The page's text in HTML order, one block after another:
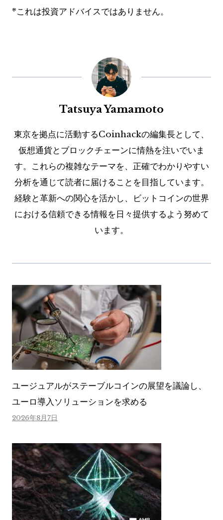
*これは投資アドバイスではありません。
Tatsuya Yamamoto
東京を拠点に活動するCoinhackの編集長として、
仮想通貨とブロックチェーンに情熱を注いでいま
す。これらの複雑なテーマを、正確でわかりやすい
分析を通じて読者に届けることを目指しています。
経験と革新への関心を活かし、ビットコインの世界
における信頼できる情報を日々提供するよう努めて
います。
ユージュアルがステーブルコインの展望を議論し、
ユーロ導入ソリューションを求める
2026年8月7日